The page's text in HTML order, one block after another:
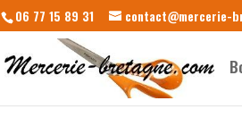
06 77 15 89 31 contact@mercerie-